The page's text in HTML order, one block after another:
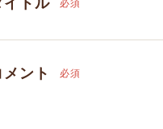
必須
メント 必須